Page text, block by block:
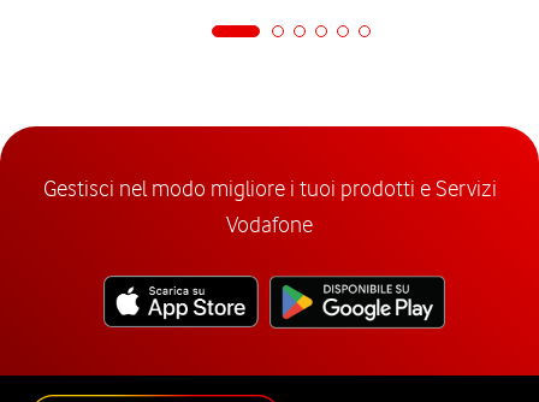
Gestisci nel modo migliore i tuoi prodotti e Servizi
Vodafone